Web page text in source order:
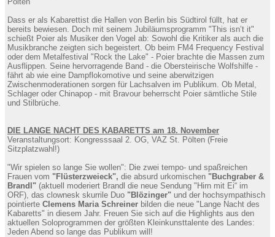
Dass er als Kabarettist die Hallen von Berlin bis Südtirol füllt, hat er
bereits bewiesen. Doch mit seinem Jubiläumsprogramm "This isn’t it"
schießt Poier als Musiker den Vogel ab: Sowohl die Kritiker als auch die
Musikbranche zeigten sich begeistert. Ob beim FM4 Frequency Festival
oder dem Metalfestival "Rock the Lake" - Poier brachte die Massen zum
Ausflippen. Seine hervorragende Band - die Obersteirische Wolfshilfe -
fährt ab wie eine Dampflokomotive und seine aberwitzigen
Zwischenmoderationen sorgen für Lachsalven im Publikum. Ob Metal,
Schlager oder Chinapop - mit Bravour beherrscht Poier sämtliche Stile
und Stilbrüche.
DIE LANGE NACHT DES KABARETTS am 18. November
Veranstaltungsort: Kongresssaal 2. OG, VAZ St. Pölten (Freie
Sitzplatzwahl!)
"Wir spielen so lange Sie wollen": Die zwei tempo- und spaßreichen
Frauen vom "Flüsterzweieck", die absurd urkomischen "Buchgraber &
Brandl" (aktuell moderiert Brandl die neue Sendung "Hirn mit Ei“ im
ORF), das clownesk skurrile Duo "Blözinger" und der hochsympathisch
pointierte Clemens Maria Schreiner bilden die neue "Lange Nacht des
Kabaretts" in diesem Jahr. Freuen Sie sich auf die Highlights aus den
aktuellen Soloprogrammen der größten Kleinkunsttalente des Landes:
Jeden Abend so lange das Publikum will!